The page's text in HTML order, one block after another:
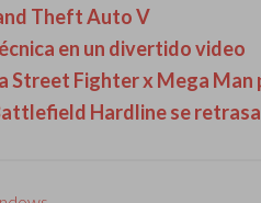
Theft Auto V
en un divertido video
Fighter x Mega Man
Hardline se